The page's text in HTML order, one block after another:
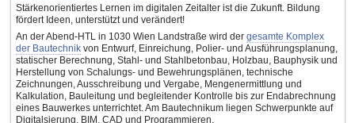
Stärkenorientiertes Lernen im digitalen Zeitalter ist die Zukunft. Bildung
fördert Ideen, unterstützt und verändert!
An der Abend-HTL in 1030 Wien Landstraße wird dergesamte Komplex
der Bautechnik von Entwurf, Einreichung, Polier- und Ausführungsplanung,
statischer Berechnung, Stahl- und Stahlbetonbau, Holzbau, Bauphysik und
Herstellung von Schalungs- und Bewehrungsplänen, technische
Zeichnungen, Ausschreibung und Vergabe, Mengenermittlung und
Kalkulation, Bauleitung und begleitender Kontrolle bis zur Endabrechnung
eines Bauwerkes unterrichtet. Am Bautechnikum liegen Schwerpunkte auf
Digitalsierung, BIM, CAD und Programmieren.